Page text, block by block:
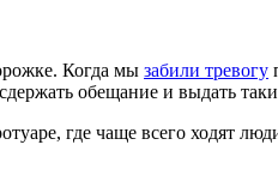
Когда мы забили тревогу
обещание и выдать
где чаще всего ходят